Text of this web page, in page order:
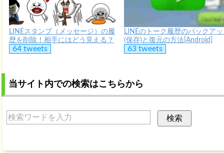
LINEスタンプ（メッセージ）の履
歴を削除！相手にはどう見える？
64 tweets
LINEのトーク履歴のバックア
(保存)と復元の方法[Android]
63 tweets
当サイト内での検索はこちらから